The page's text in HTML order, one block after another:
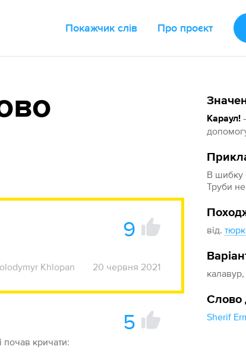
Покажчик слів Про проєкт
Караул!
В шибку
Труби
від.
Слово
Sherif
9
Khlopan 20 червня 2021
5
почав кричати: